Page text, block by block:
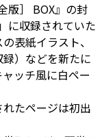
版］ BOX』の封
に収録されていた
表紙イラスト、
）などを新たに
ッチ風に白ペー
たページは初出